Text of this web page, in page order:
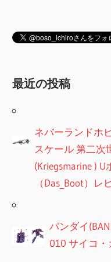
最近の投稿
ネバーランドホ
スケール 第二次
(Kriegsmarine )
（Das_Boot）レ
バンダイ
010 サイコ・